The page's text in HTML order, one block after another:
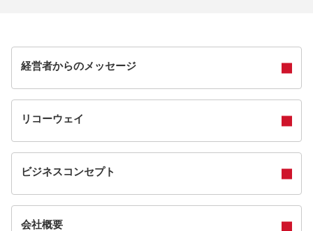
経営者からのメッセージ
リコーウェイ
ビジネスコンセプト
会社概要